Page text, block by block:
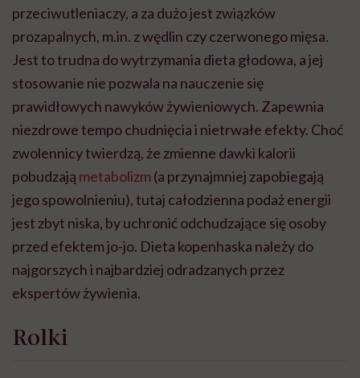
przeciwutleniaczy, a za dużo jest związków
prozapalnych, m.in. z wędlin czy czerwonego mięsa.
Jest to trudna do wytrzymania dieta głodowa, a jej
stosowanie nie pozwala na nauczenie się
prawidłowych nawyków żywieniowych. Zapewnia
niezdrowe tempo chudnięcia i nietrwałe efekty. Choć
zwolennicy twierdzą, że zmienne dawki kalorii
pobudzają metabolizm (a przynajmniej zapobiegają
jego spowolnieniu), tutaj całodzienna podaż energii
jest zbyt niska, by uchronić odchudzające się osoby
przed efektem jo-jo. Dieta kopenhaska należy do
najgorszych i najbardziej odradzanych przez
ekspertów żywienia.
Rolki